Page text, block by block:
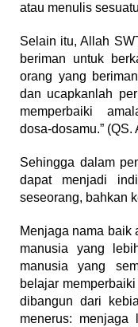
atau menulis
Selain itu, Allah
beriman untuk
orang yang
dan ucapkanlah
memperbaiki
dosa-dosamu.”
Sehingga dalam
dapat menjadi
seseorang, bahkan
Menjaga nama baik
manusia yang
manusia yang
belajar
dibangun dari
menerus: menjaga